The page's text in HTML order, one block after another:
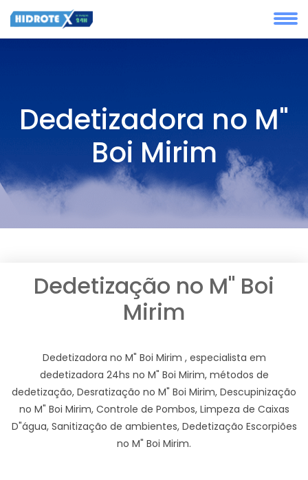
Dedetizadora no M"
Boi Mirim
Dedetização no M" Boi
Mirim
Dedetizadora no M" Boi Mirim , especialista em
dedetizadora 24hs no M" Boi Mirim, métodos de
dedetização, Desratização no M" Boi Mirim, Descupinização
no M" Boi Mirim, Controle de Pombos, Limpeza de Caixas
D"água, Sanitização de ambientes, Dedetização Escorpiões
no M" Boi Mirim.